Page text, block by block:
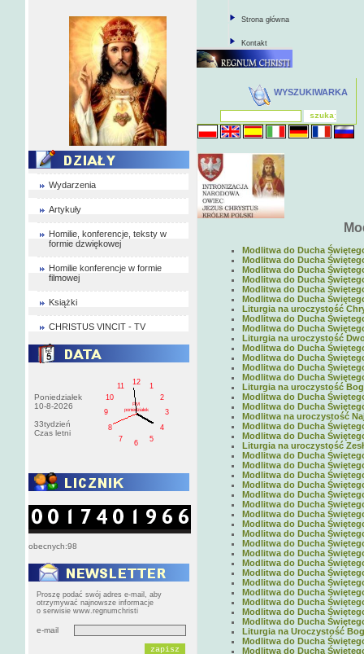
Wydarzenia
Artykuły
Homilie, konferencje, teksty w
formie dzwiękowej
Homilie konferencje w formie
filmowej
Książki
CHRISTUS VINCIT - TV
Poniedziałek
10-8-2026
33tydzień
Czas letni
1
2
3
4
5
6
7
8
9
10
11
12
PM
poniedziałek
obecnych:98
Proszę podać swój adres e-mail, aby
otrzymywać najnowsze informacje
o serwisie www.regnumchristi
e-mail
Strona główna
Kontakt
WYSZUKIWARKA
Modlitwa do Ducha
Modlitwa do Ducha
Modlitwa do Ducha
Modlitwa do Ducha
Modlitwa do Ducha
Modlitwa do Ducha
Liturgia na uroczystość
Modlitwa do Ducha
Modlitwa do Ducha
Liturgia na uroczystość
Modlitwa do Ducha
Modlitwa do Ducha
Modlitwa do Ducha
Modlitwa do Ducha
Liturgia na uroczystość
Modlitwa do Ducha
Modlitwa do Ducha
Modlitwa na uroczystość
Modlitwa do Ducha
Modlitwa do Ducha
Liturgia na uroczystość
Modlitwa do Ducha
Modlitwa do Ducha
Modlitwa do Ducha
Modlitwa do Ducha
Modlitwa do Ducha
Modlitwa do Ducha
Modlitwa do Ducha
Modlitwa do Ducha
Modlitwa do Ducha
Modlitwa do Ducha
Modlitwa do Ducha
Modlitwa do Ducha
Modlitwa do Ducha
Modlitwa do Ducha
Modlitwa do Ducha
Modlitwa do Ducha
Modlitwa do Ducha
Modlitwa do Ducha
Liturgia na Uroczystość
Modlitwa do Ducha
Modlitwa do Ducha